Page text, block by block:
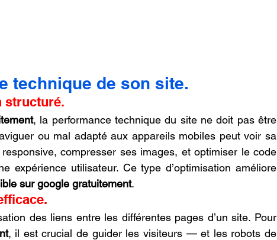
technique de son site.
structuré.
, la performance technique du site ne doit pas être
ou mal adapté aux appareils mobiles peut voir sa
compresser ses images, et optimiser le code
expérience utilisateur. Ce type d’optimisation améliore
sur google gratuitement.
, il est crucial de guider les visiteurs — et les robots de